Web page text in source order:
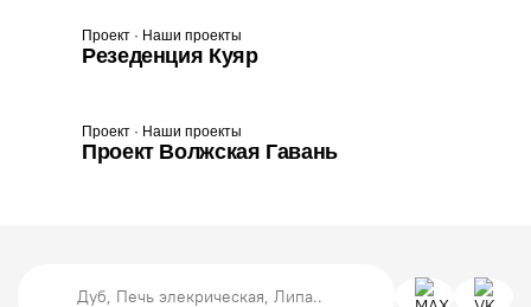
Проект · Наши проекты
Резеденция Куяр
Проект · Наши проекты
Проект Волжская Гавань